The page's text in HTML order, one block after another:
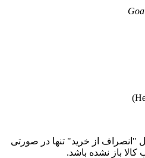
"انصراف از خرید" تنها در صورتی
باز نشده باشد.